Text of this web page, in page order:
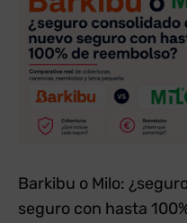
Barkibu o Milo:
seguro con hasta